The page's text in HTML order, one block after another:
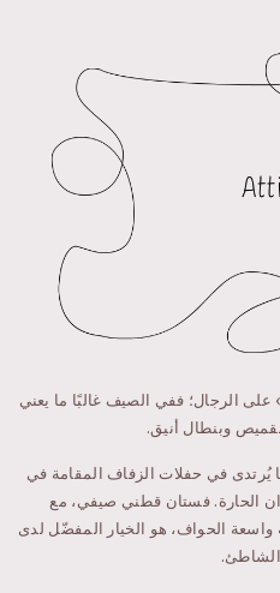
الرجال؛ ففي الصيف غالبًا ما يعني
بقميص وبنطال أنيق.
يُرتدى في حفلات الزفاف المقامة في
الحارة. فستان قطني صيفي، مع
الحواف، هو الخيار المفضّل لدى